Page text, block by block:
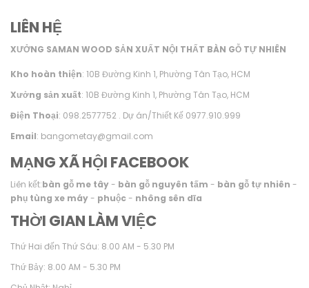
LIÊN HỆ
XƯỞNG SAMAN WOOD SẢN XUẤT NỘI THẤT BÀN GỖ TỰ NHIÊN
Kho hoàn thiện: 10B Đường Kinh 1, Phường Tân Tạo, HCM
Xưởng sản xuất: 10B Đường Kinh 1, Phường Tân Tạo, HCM
Điện Thoại: 098.2577752 . Dự án/Thiết Kế 0977.910.999
Email: bangometay@gmail.com
MẠNG XÃ HỘI FACEBOOK
Liên kết:bàn gỗ me tây- bàn gỗ nguyên tấm - bàn gỗ tự nhiên -
phụ tùng xe máy- phuộc- nhông sên dĩa
THỜI GIAN LÀM VIỆC
Thứ Hai đến Thứ Sáu: 8.00 AM - 5.30 PM
Thứ Bảy: 8.00 AM - 5.30 PM